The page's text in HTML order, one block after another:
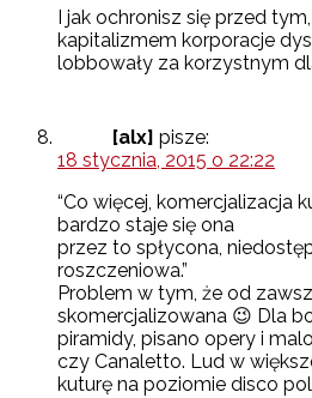
I jak ochronisz się przed
kapitalizmem korporacje
lobbowały za korzystnym
[alx] pisze:
18 stycznia, 2015 o 22:22
“Co więcej, komercjalizacja
bardzo staje się ona
przez to spłycona,
roszczeniowa.”
Problem w tym, że od
skomercjalizowana 😉 Dla
piramidy, pisano opery i
czy Canaletto. Lud w
kuturę na poziomie disco